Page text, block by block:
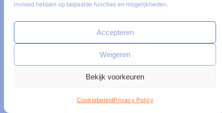
invloed hebben op bepaalde functies en mogelijkheden.
Accepteren
Weigeren
Bekijk voorkeuren
CookiebeleidPrivacy Policy